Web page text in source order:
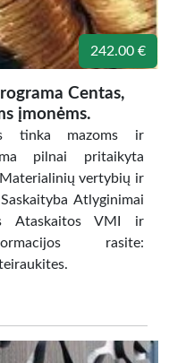
242.00 €
Centas,
įmonėms.
tinka mazoms ir
pilnai pritaikyta
vertybių ir
Atlyginimai
Ataskaitos VMI ir
rasite: